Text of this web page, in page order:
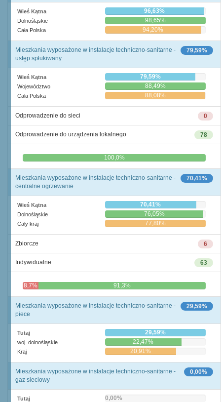
Wieś Kątna 96,63%
Dolnośląskie 98,65%
Cała Polska 94,20%
79,59%
Mieszkania wyposażone w instalacje techniczno-sanitarne -
ustęp spłukiwany
Wieś Kątna 79,59%
Województwo 88,49%
Cała Polska 88,08%
0
Odprowadzenie do sieci
78
Odprowadzenie do urządzenia lokalnego
0,0% 100,0%
70,41%
Mieszkania wyposażone w instalacje techniczno-sanitarne -
centralne ogrzewanie
Wieś Kątna 70,41%
Dolnośląskie 76,05%
Cały kraj 77,80%
6
Zbiorcze
63
Indywidualne
8,7% 91,3%
29,59%
Mieszkania wyposażone w instalacje techniczno-sanitarne -
piece
Tutaj 29,59%
woj. dolnośląskie 22,47%
Kraj 20,91%
0,00%
Mieszkania wyposażone w instalacje techniczno-sanitarne -
gaz sieciowy
Tutaj 0,00%